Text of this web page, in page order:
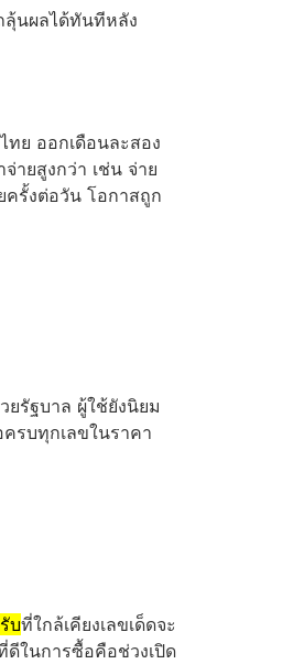
ลุ้นผลได้ทันทีหลัง
ทย ออกเดือนละสอง
ายสูงกว่า เช่น จ่าย
ครั้งต่อวัน โอกาสถูก
รัฐบาล ผู้ใช้ยังนิยม
รบทุกเลขในราคา
บที่ใกล้เคียงเลขเด็ดจะ
ในการซื้อคือช่วงเปิด